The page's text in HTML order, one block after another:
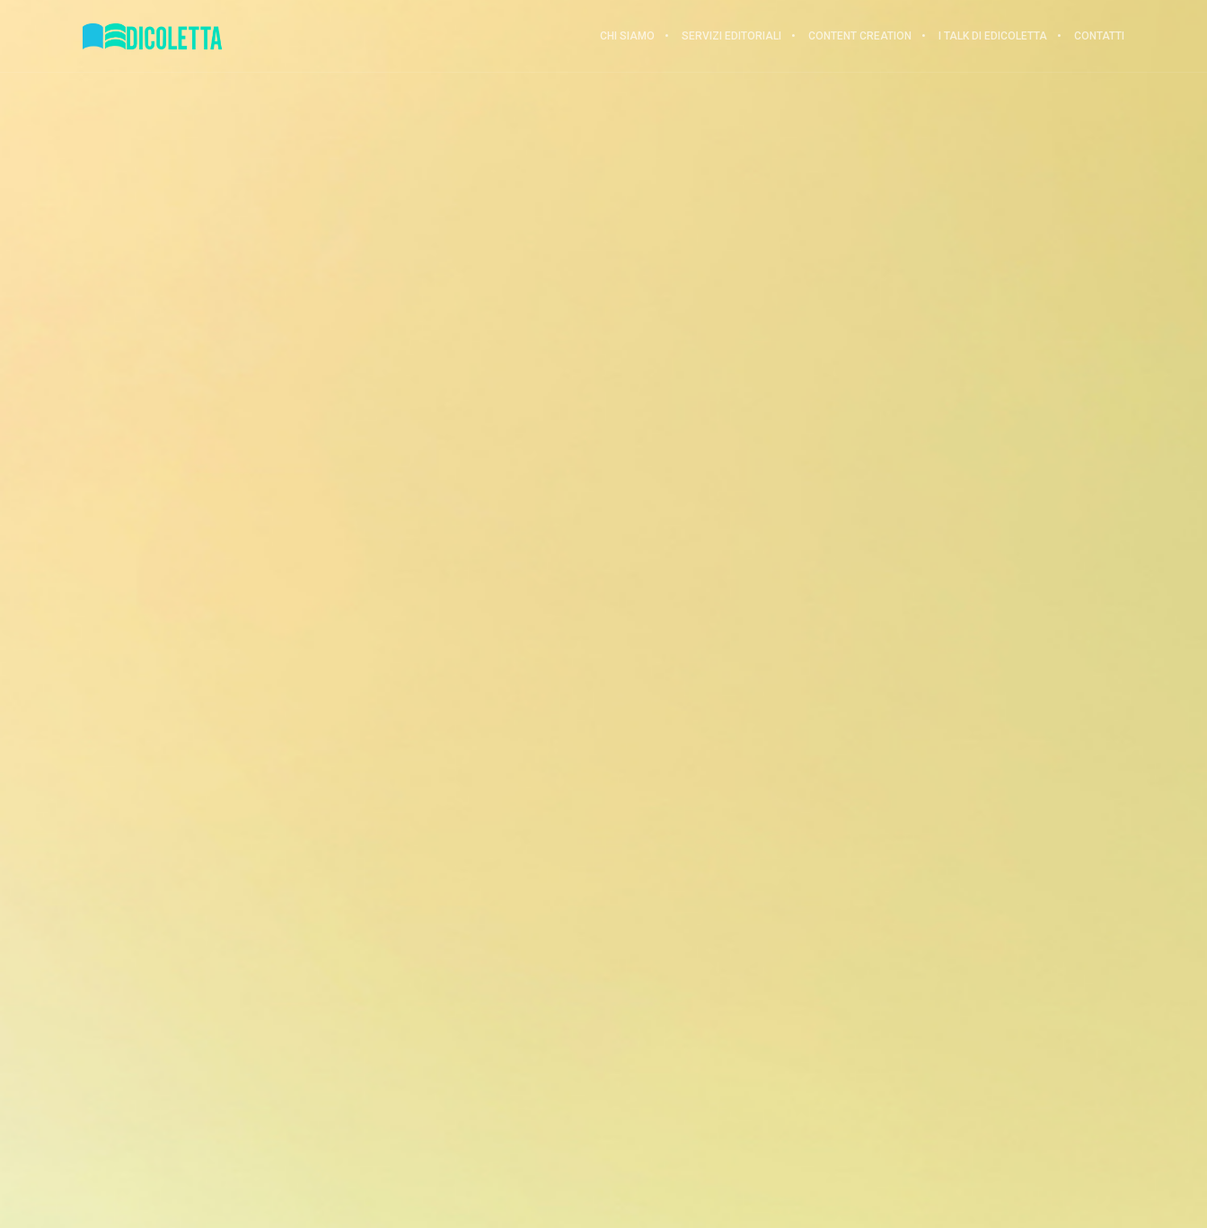
CHI SIAMO SERVIZI EDITORIALI CONTENT CREATION I TALK DI EDICOLETTA CONTATTI